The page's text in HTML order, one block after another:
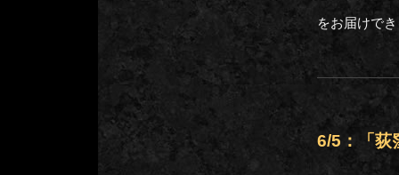
をお届けで
6/5：「荻